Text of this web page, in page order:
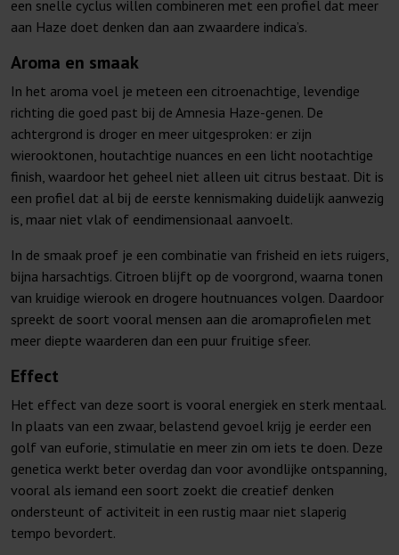
een snelle cyclus willen combineren met een profiel dat meer
aan Haze doet denken dan aan zwaardere indica’s.
Aroma en smaak
In het aroma voel je meteen een citroenachtige, levendige
richting die goed past bij de Amnesia Haze-genen. De
achtergrond is droger en meer uitgesproken: er zijn
wierooktonen, houtachtige nuances en een licht nootachtige
finish, waardoor het geheel niet alleen uit citrus bestaat. Dit is
een profiel dat al bij de eerste kennismaking duidelijk aanwezig
is, maar niet vlak of eendimensionaal aanvoelt.
In de smaak proef je een combinatie van frisheid en iets ruigers,
bijna harsachtigs. Citroen blijft op de voorgrond, waarna tonen
van kruidige wierook en drogere houtnuances volgen. Daardoor
spreekt de soort vooral mensen aan die aromaprofielen met
meer diepte waarderen dan een puur fruitige sfeer.
Effect
Het effect van deze soort is vooral energiek en sterk mentaal.
In plaats van een zwaar, belastend gevoel krijg je eerder een
golf van euforie, stimulatie en meer zin om iets te doen. Deze
genetica werkt beter overdag dan voor avondlijke ontspanning,
vooral als iemand een soort zoekt die creatief denken
ondersteunt of activiteit in een rustig maar niet slaperig
tempo bevordert.